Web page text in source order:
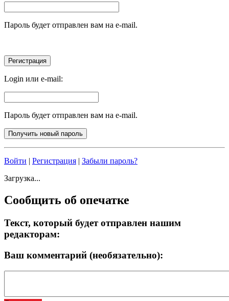
Пароль будет отправлен вам на e-mail.
Login или e-mail:
Пароль будет отправлен вам на e-mail.
Войти | Регистрация | Забыли пароль?
Загрузка...
Сообщить об опечатке
Текст, который будет отправлен нашим
редакторам:
Ваш комментарий (необязательно):